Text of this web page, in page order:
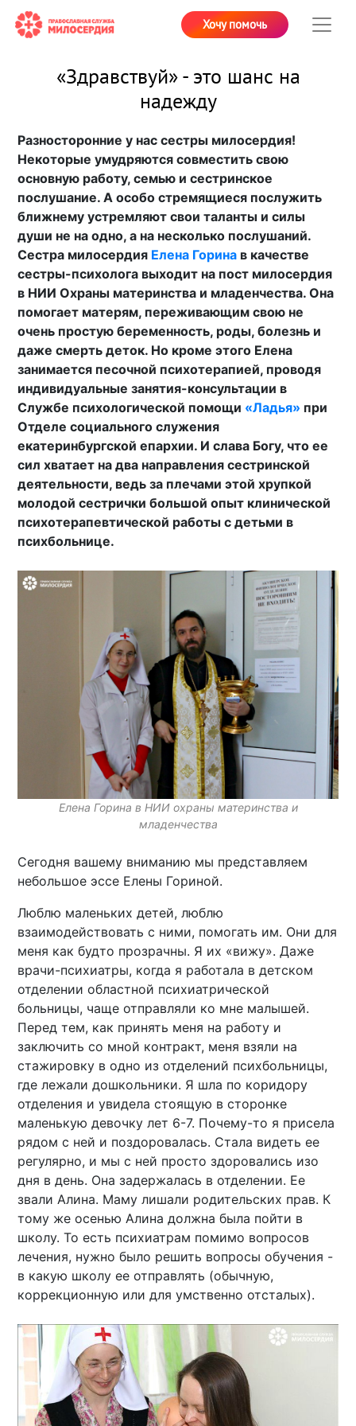
Хочу помочь
«Здравствуй» - это шанс на
надежду
Разносторонние у нас сестры милосердия!
Некоторые умудряются совместить свою
основную работу, семью и сестринское
послушание. А особо стремящиеся послужить
ближнему устремляют свои таланты и силы
души не на одно, а на несколько послушаний.
Сестра милосердия Елена Горина в качестве
сестры-психолога выходит на пост милосердия
в НИИ Охраны материнства и младенчества. Она
помогает матерям, переживающим свою не
очень простую беременность, роды, болезнь и
даже смерть деток. Но кроме этого Елена
занимается песочной психотерапией, проводя
индивидуальные занятия-консультации в
Службе психологической помощи «Ладья» при
Отделе социального служения
екатеринбургской епархии. И слава Богу, что ее
сил хватает на два направления сестринской
деятельности, ведь за плечами этой хрупкой
молодой сестрички большой опыт клинической
психотерапевтической работы с детьми в
психбольнице.
Елена Горина в НИИ охраны материнства и
младенчества
Сегодня вашему вниманию мы представляем
небольшое эссе Елены Гориной.
Люблю маленьких детей, люблю
взаимодействовать с ними, помогать им. Они для
меня как будто прозрачны. Я их «вижу». Даже
врачи-психиатры, когда я работала в детском
отделении областной психиатрической
больницы, чаще отправляли ко мне малышей.
Перед тем, как принять меня на работу и
заключить со мной контракт, меня взяли на
стажировку в одно из отделений психбольницы,
где лежали дошкольники. Я шла по коридору
отделения и увидела стоящую в сторонке
маленькую девочку лет 6-7. Почему-то я присела
рядом с ней и поздоровалась. Стала видеть ее
регулярно, и мы с ней просто здоровались изо
дня в день. Она задержалась в отделении. Ее
звали Алина. Маму лишали родительских прав. К
тому же осенью Алина должна была пойти в
школу. То есть психиатрам помимо вопросов
лечения, нужно было решить вопросы обучения -
в какую школу ее отправлять (обычную,
коррекционную или для умственно отсталых).